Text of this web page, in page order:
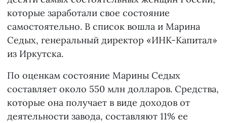
которые заработали свое состояние
самостоятельно. В список вошла и Марина
Седых, генеральный директор «ИНК-Капитал»
из Иркутска.
По оценкам состояние Марины Седых
составляет около 550 млн долларов. Средства,
которые она получает в виде доходов от
деятельности завода, составляют 11% ее